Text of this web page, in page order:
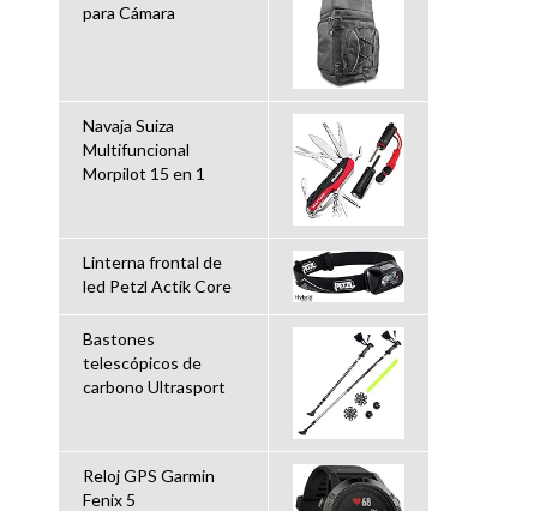
para Cámara
Navaja Suiza
Multifuncional
Morpilot 15 en 1
Linterna frontal de
led Petzl Actik Core
Bastones
telescópicos de
carbono Ultrasport
Reloj GPS Garmin
Fenix 5